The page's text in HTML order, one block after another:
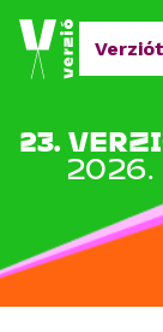
23.
2026.